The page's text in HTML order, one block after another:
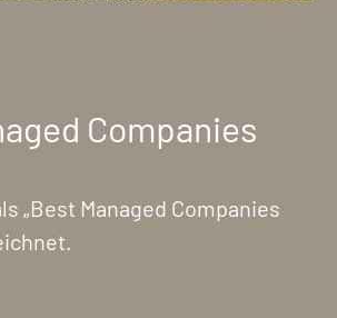
Companies
„Best Managed Companies